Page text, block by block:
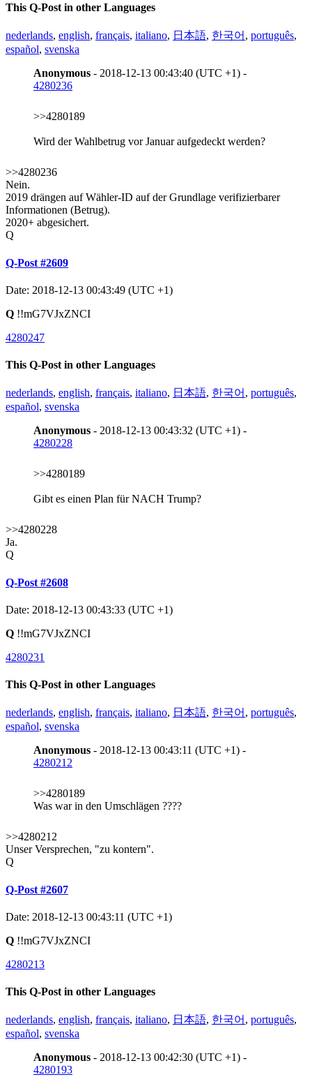
This Q-Post in other Languages
nederlands, english, français, italiano, 日本語, 한국어 , português,
español, svenska
Anonymous - 2018-12-13 00:43:40 (UTC +1) -
4280236
>>4280189
Wird der Wahlbetrug vor Januar aufgedeckt werden?
>>4280236
Nein.
2019 drängen auf Wähler-ID auf der Grundlage verifizierbarer
Informationen (Betrug).
2020+ abgesichert.
Q
Q-Post #2609
Date: 2018-12-13 00:43:49 (UTC +1)
Q !!mG7VJxZNCI
4280247
This Q-Post in other Languages
nederlands, english, français, italiano, 日本語, 한국어 , português,
español, svenska
Anonymous - 2018-12-13 00:43:32 (UTC +1) -
4280228
>>4280189
Gibt es einen Plan für NACH Trump?
>>4280228
Ja.
Q
Q-Post #2608
Date: 2018-12-13 00:43:33 (UTC +1)
Q !!mG7VJxZNCI
4280231
This Q-Post in other Languages
nederlands, english, français, italiano, 日本語, 한국어 , português,
español, svenska
Anonymous - 2018-12-13 00:43:11 (UTC +1) -
4280212
>>4280189
Was war in den Umschlägen ????
>>4280212
Unser Versprechen, "zu kontern".
Q
Q-Post #2607
Date: 2018-12-13 00:43:11 (UTC +1)
Q !!mG7VJxZNCI
4280213
This Q-Post in other Languages
nederlands, english, français, italiano, 日本語, 한국어 , português,
español, svenska
Anonymous - 2018-12-13 00:42:30 (UTC +1) -
4280193